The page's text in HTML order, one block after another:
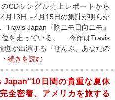
CDシングル売上レポートから
月13日～4月15日の集計が明らか
Travis Japan『陰ニモ日向ニモ』
位を走っている。 今作はTravis
也が出演する『ぜんぶ、あなたの
続きを読む
Japan“10日間の貴重な夏休
全密着、アメリカを旅する